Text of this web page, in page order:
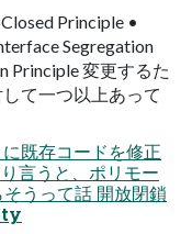
Principle •
Segregation
Principle 変更するた
て一つ以上あって
既存コードを修正
言うと、ポリモー
うって話 開放閉鎖